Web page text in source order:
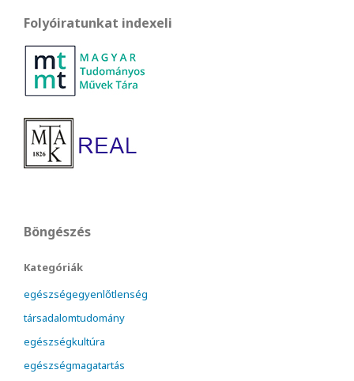
Folyóiratunkat indexeli
Böngészés
Kategóriák
egészségegyenlőtlenség
társadalomtudomány
egészségkultúra
egészségmagatartás